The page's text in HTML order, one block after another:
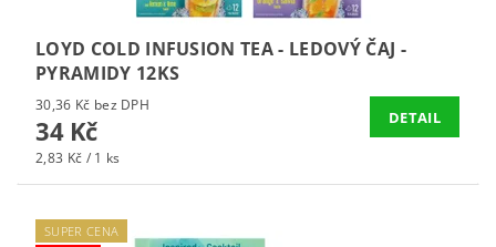
LOYD COLD INFUSION TEA - LEDOVÝ ČAJ -
PYRAMIDY 12KS
30,36 Kč bez DPH
34 Kč
2,83 Kč / 1 ks
DETAIL
SUPER CENA